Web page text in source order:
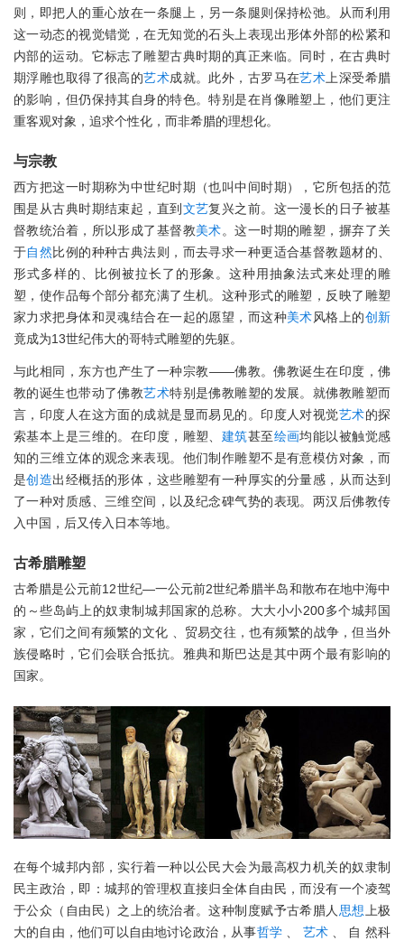
则，即把人的重心放在一条腿上，另一条腿则保持松弛。从而利用
这一动态的视觉错觉，在无知觉的石头上表现出形体外部的松紧和
内部的运动。它标志了雕塑古典时期的真正来临。同时，在古典时
期浮雕也取得了很高的艺术成就。此外，古罗马在艺术 上深受希腊
的影响，但仍保持其自身的特色。特别是在肖像雕塑上，他们更注
重客观对象，追求个性化，而非希腊的理想化。
与宗教
西方把这一时期称为中世纪时期（也叫中间时期），它所包括的范
围是从古典时期结束起，直到 文艺复兴之前。这一漫长的日子被基
督教统治着，所以形成了基督教美术。这一时期的雕塑，摒弃了关
于自然比例的种种古典法则，而去寻求一种更适合基督教题材的、
形式多样的、比例被拉长了的形象。这种用抽象法式来处理的雕
塑，使作品每个部分都充满了生机。这种形式的雕塑，反映了雕塑
家力求把身体和灵魂结合在一起的愿望，而这种美术风格上的创新
竟成为13世纪伟大的哥特式雕塑的先躯。
与此相同，东方也产生了一种宗教——佛教。佛教诞生在印度，佛
教的诞生也带动了佛教艺术特别是佛教雕塑的发展。就佛教雕塑而
言，印度人在这方面的成就是显而易见的。印度人对视觉艺术的探
索基本上是三维的。在印度，雕塑、 建筑甚至绘画均能以被触觉感
知的三维立体的观念来表现。他们制作雕塑不是有意模仿对象，而
是创造出经概括的形体，这些雕塑有一种厚实的分量感，从而达到
了一种对质感、三维空间，以及纪念碑气势的表现。两汉后佛教传
入中国，后又传入日本等地。
古希腊雕塑
古希腊是公元前12世纪―一公元前2世纪希腊半岛和散布在地中海中
的～些岛屿上的奴隶制城邦国家的总称。大大小小200多个城邦国
家，它们之间有频繁的文化 、贸易交往，也有频繁的战争，但当外
族侵略时，它们会联合抵抗。雅典和斯巴达是其中两个最有影响的
国家。
在每个城邦内部，实行着一种以公民大会为最高权力机关的奴隶制
民主政治，即：城邦的管理权直接归全体自由民，而没有一个凌驾
于公众（自由民）之上的统治者。这种制度赋予古希腊人 思想 上极
大的自由，他们可以自由地讨论政治，从事哲学、 艺术、 自 然科